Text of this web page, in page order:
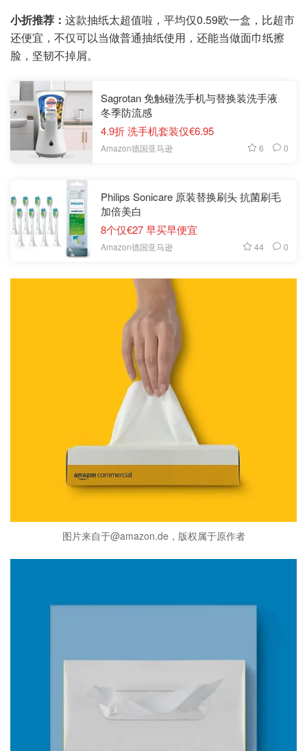
小折推荐： 这款抽纸太超值啦，平均仅0.59欧一盒，比超市
还便宜，不仅可以当做普通抽纸使用，还能当做面巾纸擦
脸，坚韧不掉屑。
Sagrotan 免触碰洗手机与替换装洗手液
冬季防流感
4.9折 洗手机套装仅€6.95
Amazon德国亚马逊 6 0
Philips Sonicare 原装替换刷头 抗菌刷毛
加倍美白
8个仅€27 早买早便宜
Amazon德国亚马逊 44 0
图片来自于@amazon.de，版权属于原作者